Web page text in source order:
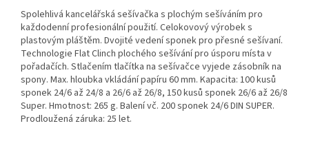
Spolehlivá kancelářská sešívačka s plochým sešíváním pro
každodenní profesionální použití. Celokovový výrobek s
plastovým pláštěm. Dvojité vedení sponek pro přesné sešívaní.
Technologie Flat Clinch plochého sešívání pro úsporu místa v
pořadačích. Stlačením tlačítka na sešívačce vyjede zásobník na
spony. Max. hloubka vkládání papíru 60 mm. Kapacita: 100 kusů
sponek 24/6 až 24/8 a 26/6 až 26/8, 150 kusů sponek 26/6 až 26/8
Super. Hmotnost: 265 g. Balení vč. 200 sponek 24/6 DIN SUPER.
Prodloužená záruka: 25 let.